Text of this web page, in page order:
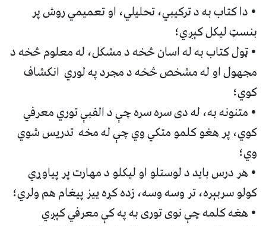
• دا کتاب به د ترکيبي، تحليلي، او تعميمي روش پر
بنسټ ليکل کېږي؛
• ټول کتاب به له اسان څخه د مشکل، له معلوم څخه د
مجهول او له مشخص څخه د مجرد په لوري انکشاف
کوي؛
• متنونه به، له دی سره سره چې د الفبې توري معرفي
کوي، پر هغو کلمو متکي وي چې له مخه تدريس شوي
وي؛
• هر درس بايد د لوستلو او ليکلو د مهارت پر پياوړي
کولو سربېره، تر وسه وسه، زده کړه ييز پيغام هم ولري؛
• هغه کلمه چې نوی توری به په کې معرفي کېږي